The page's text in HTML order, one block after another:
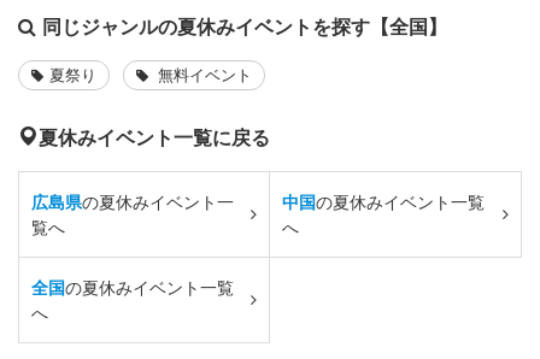
同じジャンルの夏休みイベントを探す【全国】
夏祭り 無料イベント
夏休みイベント一覧に戻る
広島県の夏休みイベント一
覧へ
中国の夏休みイベント一覧
へ
全国の夏休みイベント一覧
へ